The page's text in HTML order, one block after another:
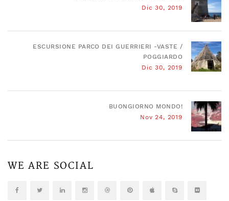
Dic 30, 2019
ESCURSIONE PARCO DEI GUERRIERI -VASTE /
POGGIARDO
Dic 30, 2019
BUONGIORNO MONDO!
Nov 24, 2019
WE ARE SOCIAL